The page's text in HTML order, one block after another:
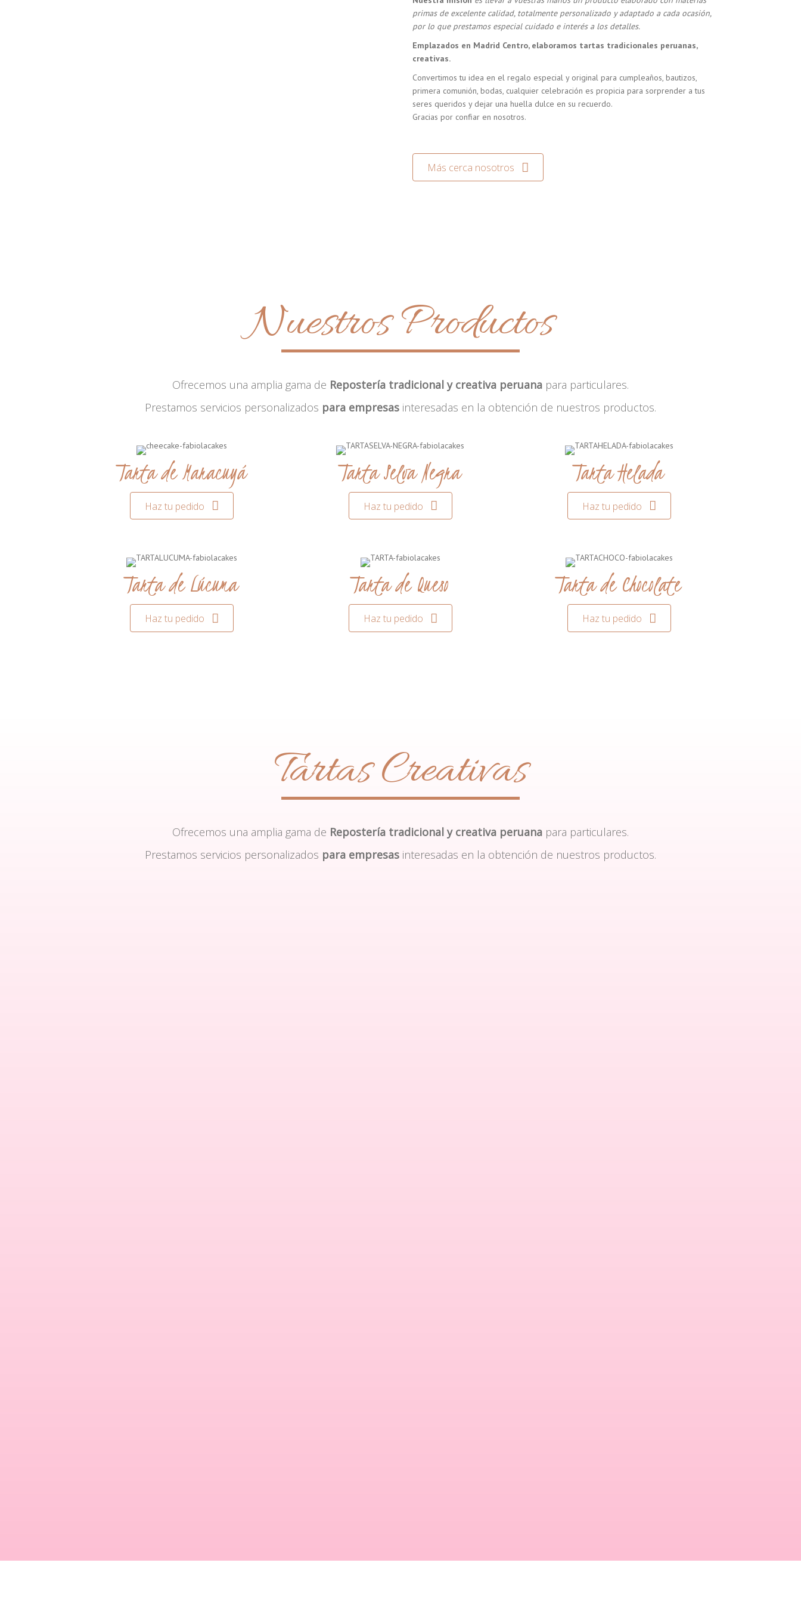
primas de excelente calidad, totalmente personalizado y adaptado a cada ocasión,
por lo que prestamos especial cuidado e interés a los detalles.
Emplazados en Madrid Centro, elaboramos tartas tradicionales peruanas,
creativas.
Convertimos tu idea en el regalo especial y original para cumpleaños, bautizos,
primera comunión, bodas, cualquier celebración es propicia para sorprender a tus
seres queridos y dejar una huella dulce en su recuerdo.
Gracias por confiar en nosotros.
Más cerca nosotros
Nuestros Productos
Ofrecemos una amplia gama de Repostería tradicional y creativa peruana para particulares.
Prestamos servicios personalizados para empresas interesadas en la obtención de nuestros productos.
Tarta de Maracuyá
Haz tu pedido
Tarta Selva Negra
Haz tu pedido
Tarta Helada
Haz tu pedido
Tarta de Lúcuma
Haz tu pedido
Tarta de Queso
Haz tu pedido
Tarta de Chocolate
Haz tu pedido
Tartas Creativas
Ofrecemos una amplia gama de Repostería tradicional y creativa peruana para particulares.
Prestamos servicios personalizados para empresas interesadas en la obtención de nuestros productos.